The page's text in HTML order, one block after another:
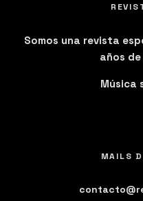
Somos una revista
años
Música
MAILS